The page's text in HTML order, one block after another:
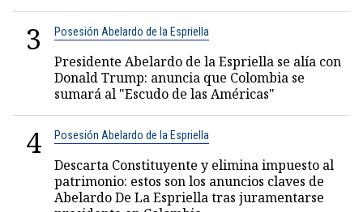
3 Posesión Abelardo de la Espriella
Presidente Abelardo de la Espriella se alía con
Donald Trump: anuncia que Colombia se
sumará al "Escudo de las Américas"
4 Posesión Abelardo de la Espriella
Descarta Constituyente y elimina impuesto al
patrimonio: estos son los anuncios claves de
Abelardo De La Espriella tras juramentarse